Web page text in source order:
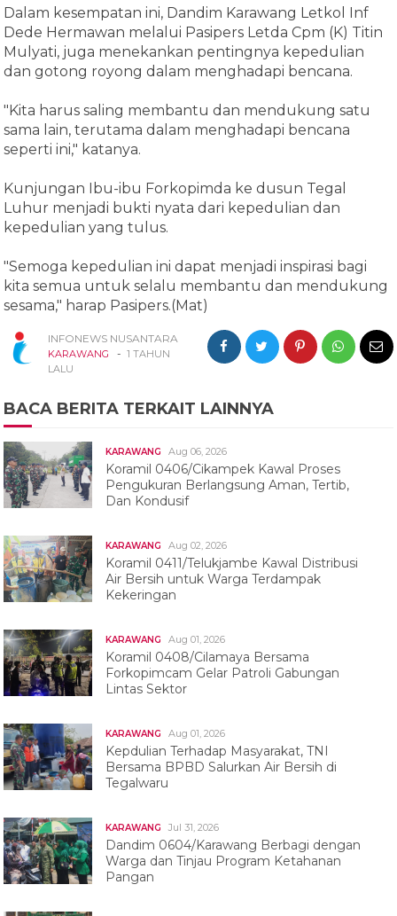
Dalam kesempatan ini, Dandim Karawang Letkol Inf
Dede Hermawan melalui Pasipers Letda Cpm (K) Titin
Mulyati, juga menekankan pentingnya kepedulian
dan gotong royong dalam menghadapi bencana.
"Kita harus saling membantu dan mendukung satu
sama lain, terutama dalam menghadapi bencana
seperti ini," katanya.
Kunjungan Ibu-ibu Forkopimda ke dusun Tegal
Luhur menjadi bukti nyata dari kepedulian dan
kepedulian yang tulus.
"Semoga kepedulian ini dapat menjadi inspirasi bagi
kita semua untuk selalu membantu dan mendukung
sesama," harap Pasipers.(Mat)
INFONEWS NUSANTARA
KARAWANG - 1 TAHUN
LALU
BACA BERITA TERKAIT LAINNYA
KARAWANG Aug 06, 2026
Koramil 0406/Cikampek Kawal Proses
Pengukuran Berlangsung Aman, Tertib,
Dan Kondusif
KARAWANG Aug 02, 2026
Koramil 0411/Telukjambe Kawal Distribusi
Air Bersih untuk Warga Terdampak
Kekeringan
KARAWANG Aug 01, 2026
Koramil 0408/Cilamaya Bersama
Forkopimcam Gelar Patroli Gabungan
Lintas Sektor
KARAWANG Aug 01, 2026
Kepdulian Terhadap Masyarakat, TNI
Bersama BPBD Salurkan Air Bersih di
Tegalwaru
KARAWANG Jul 31, 2026
Dandim 0604/Karawang Berbagi dengan
Warga dan Tinjau Program Ketahanan
Pangan